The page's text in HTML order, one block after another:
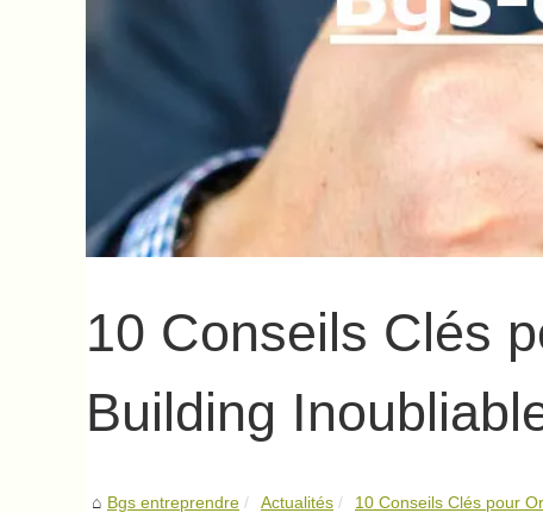
10 Conseils Clés
Building
Bgs entreprendre Actualités 10 Conseils Clés pour